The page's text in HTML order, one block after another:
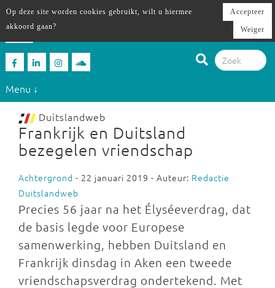
Menu ↓
Duitslandweb
Frankrijk en Duitsland
bezegelen vriendschap
Achtergrond - 22 januari 2019 - Auteur: Redactie
Duitslandweb
Precies 56 jaar na het Élyséeverdrag, dat
de basis legde voor Europese
samenwerking, hebben Duitsland en
Frankrijk dinsdag in Aken een tweede
vriendschapsverdrag ondertekend. Met
Op deze site worden cookies gebruikt, wilt u hiermee
akkoord gaan?
Accepteer
Weiger